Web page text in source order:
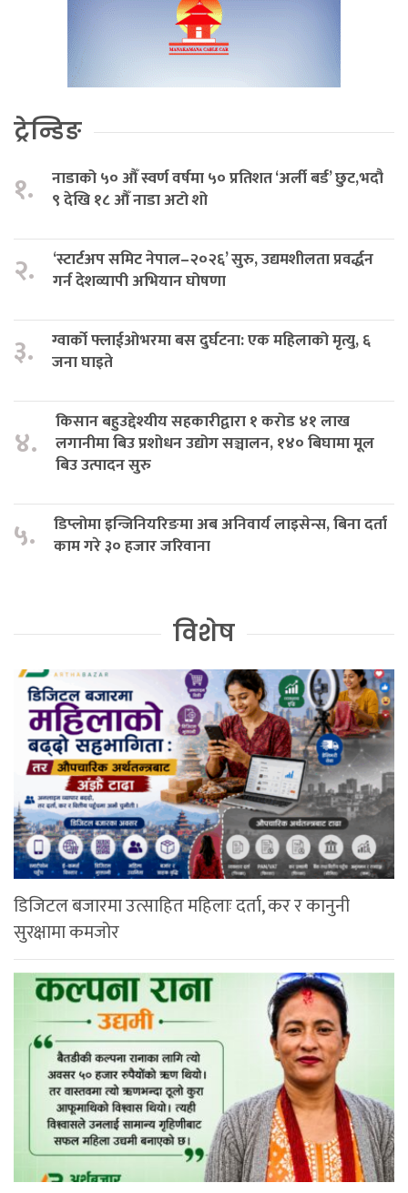
ट्रेन्डिङ
१.
नाडाको ५० औँ स्वर्ण वर्षमा ५० प्रतिशत ‘अर्ली बर्ड’ छुट,भदौ
९ देखि १८ औँ नाडा अटो शो
२.
‘स्टार्टअप समिट नेपाल–२०२६’ सुरु, उद्यमशीलता प्रवर्द्धन
गर्न देशव्यापी अभियान घोषणा
३.
ग्वार्को फ्लाईओभरमा बस दुर्घटना: एक महिलाको मृत्यु, ६
जना घाइते
४.
किसान बहुउद्देश्यीय सहकारीद्वारा १ करोड ४१ लाख
लगानीमा बिउ प्रशोधन उद्योग सञ्चालन, १४० बिघामा मूल
बिउ उत्पादन सुरु
५.
डिप्लोमा इन्जिनियरिङमा अब अनिवार्य लाइसेन्स, बिना दर्ता
काम गरे ३० हजार जरिवाना
विशेष
डिजिटल बजारमा उत्साहित महिलाः दर्ता, कर र कानुनी
सुरक्षामा कमजोर